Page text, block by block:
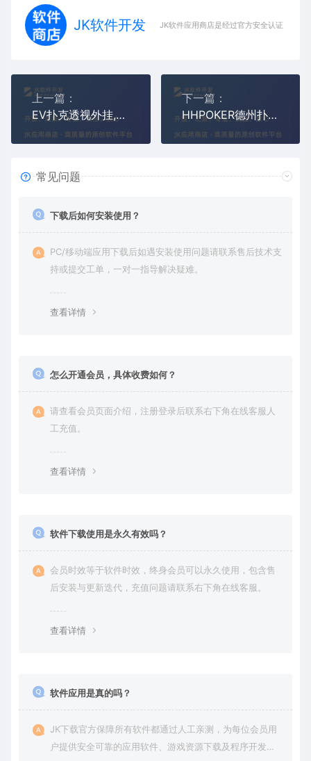
JK软件开发 JK软件应用商店是经过官方安全认证，保障
上一篇：
EV扑克透视外挂,EVPoker作弊辅助器,EV德州扑克开挂
下一篇：
HHPOKER德州扑克外挂,HHPOKER私人局透视作弊辅助器
常见问题
下载后如何安装使用？
PC/移动端应用下载后如遇安装使用问题请联系售后技术支
持或提交工单，一对一指导解决疑难。
查看详情
怎么开通会员，具体收费如何？
请查看会员页面介绍，注册登录后联系右下角在线客服人
工充值。
查看详情
软件下载使用是永久有效吗？
会员时效等于软件时效，终身会员可以永久使用，包含售
后安装与更新迭代，充值问题请联系右下角在线客服。
查看详情
软件应用是真的吗？
JK下载官方保障所有软件都通过人工亲测，为每位会员用
户提供安全可靠的应用软件、游戏资源下载及程序开发服